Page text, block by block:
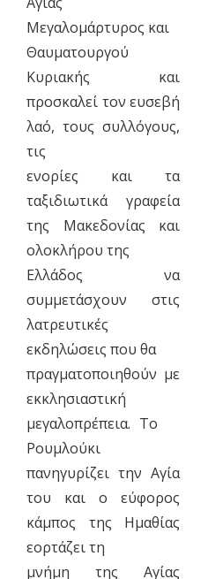
Μεγαλομάρτυρος και
Θαυματουργού
Κυριακής και
προσκαλεί τον ευσεβή
λαό, τους συλλόγους,
τις
ενορίες και τα
ταξιδιωτικά γραφεία
της Μακεδονίας και
ολοκλήρου της
Ελλάδος να
συμμετάσχουν στις
λατρευτικές
εκδηλώσεις που θα
πραγματοποιηθούν με
εκκλησιαστική
μεγαλοπρέπεια. Το
Ρουμλούκι
πανηγυρίζει την Αγία
του και ο εύφορος
κάμπος της Ημαθίας
εορτάζει τη
μνήμη της Αγίας